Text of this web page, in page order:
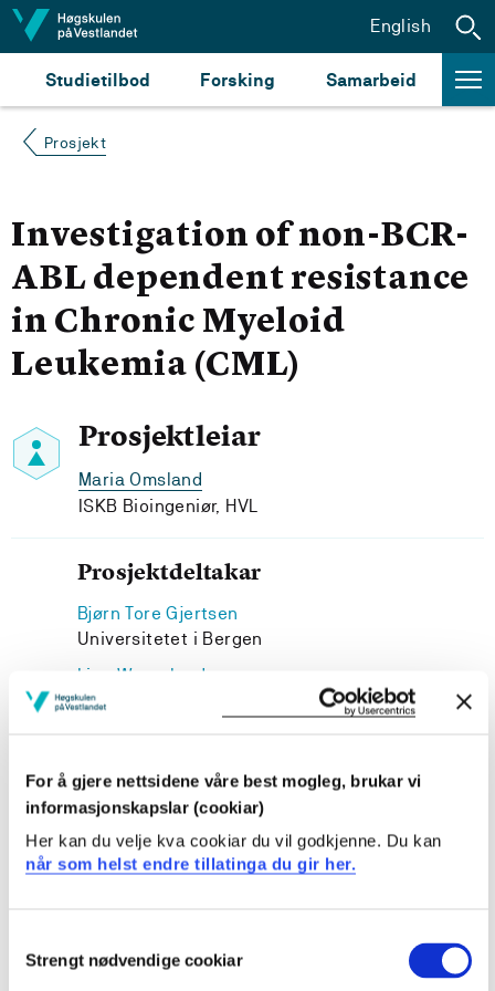
For å gjere nettsidene våre best mogleg, brukar vi
informasjonskapslar (cookiar)
Her kan du velje kva cookiar du vil godkjenne. Du kan
når som helst endre tillatinga du gir her.
Selection
Strengt nødvendige cookiar
Hopp til innhald
Studietilbod Forsking Samarbeid
English
Prosjekt
Investigation of non-BCR-
ABL dependent resistance
in Chronic Myeloid
Leukemia (CML)
Prosjektleiar
Maria Omsland
ISKB Bioingeniør, HVL
Prosjektdeltakar
Bjørn Tore Gjertsen
Universitetet i Bergen
Line Wergeland
ISKB Bioingeniør, HVL
Prosjekteigar
Høgskulen på Vestlandet
Januar 2023 - Juni 2024